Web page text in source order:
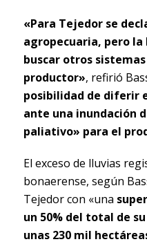
«Para Tejedor se
agropecuaria, pero la
buscar otros
productor», refirió
posibilidad de diferir
ante una inundación
paliativo» para el
El exceso de lluvias
bonaerense, según
Tejedor con «una
un 50% del total de
unas 230 mil